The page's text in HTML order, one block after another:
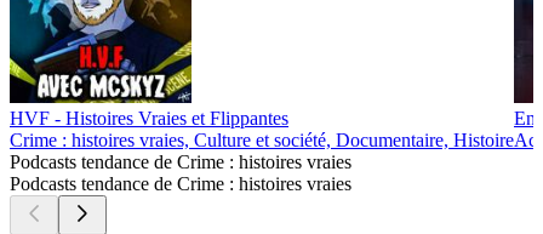
HVF - Histoires Vraies et Flippantes
Crime : histoires vraies, Culture et société, Documentaire, Histoire
Podcasts tendance de Crime : histoires vraies
Podcasts tendance de Crime : histoires vraies